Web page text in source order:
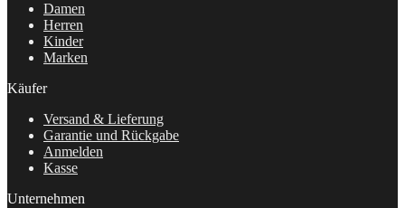
Damen
Herren
Kinder
Marken
Käufer
Versand & Lieferung
Garantie und Rückgabe
Anmelden
Kasse
Unternehmen